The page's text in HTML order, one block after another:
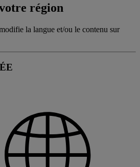
région
la langue et/ou le contenu sur